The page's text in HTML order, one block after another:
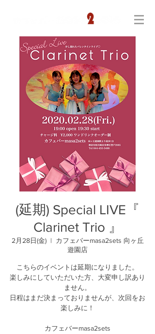
(延期) Special LIVE『
Clarinet Trio 』
2月28日(金)
  |
カフェバーmasa2sets 向ヶ丘
遊園店
こちらのイベントは延期になりました。
楽しみにしていただいた方、大変申し訳あり
ません。
日程はまだ決まっておりませんが、次回をお
楽しみに！
カフェバーmasa2sets